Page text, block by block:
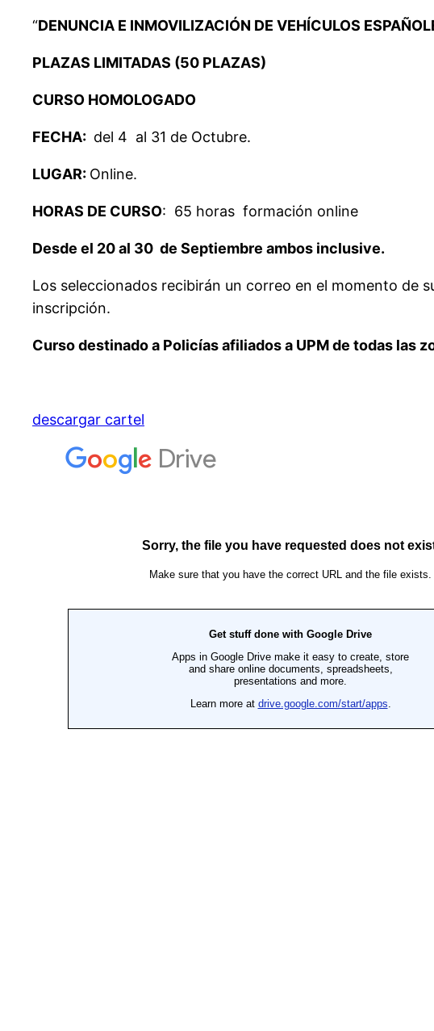
“DENUNCIA E INMOVILIZACIÓN DE VEHÍCULOS
PLAZAS LIMITADAS (50 PLAZAS)
CURSO HOMOLOGADO
FECHA: del 4 al 31 de Octubre.
LUGAR: Online.
HORAS DE CURSO: 65 horas formación online
Desde el 20 al 30 de Septiembre ambos inclusive.
Los seleccionados recibirán un correo en el momento de
inscripción.
Curso destinado a Policías afiliados a UPM de todas las
descargar cartel